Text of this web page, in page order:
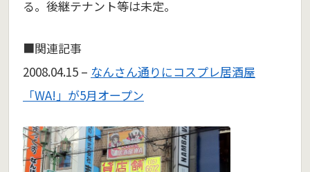
る。後継テナント等は未定。
■関連記事
2008.04.15 – なんさん通りにコスプレ居酒屋
「WA!」が5月オープン